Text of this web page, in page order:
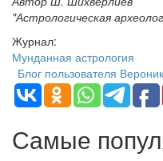
"Астрологическая
Журнал:
Мунданная астрология
Блог пользователя
Самые